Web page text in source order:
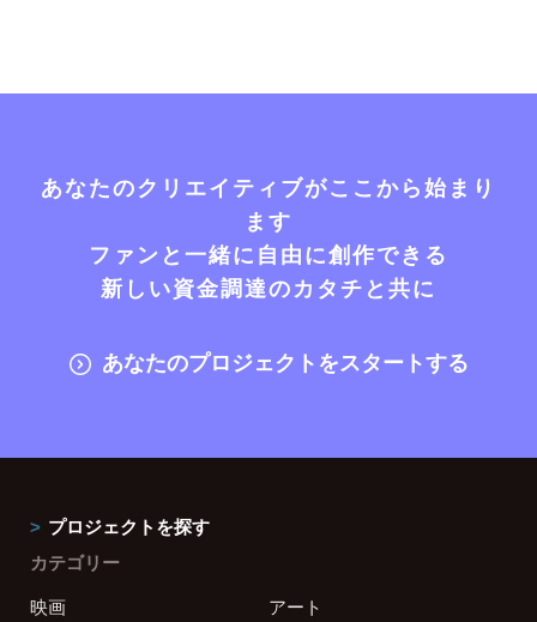
あなたのクリエイティブがここから始まり
ます
ファンと一緒に自由に創作できる
新しい資金調達のカタチと共に
あなたのプロジェクトをスタートする
プロジェクトを探す
カテゴリー
映画
アート